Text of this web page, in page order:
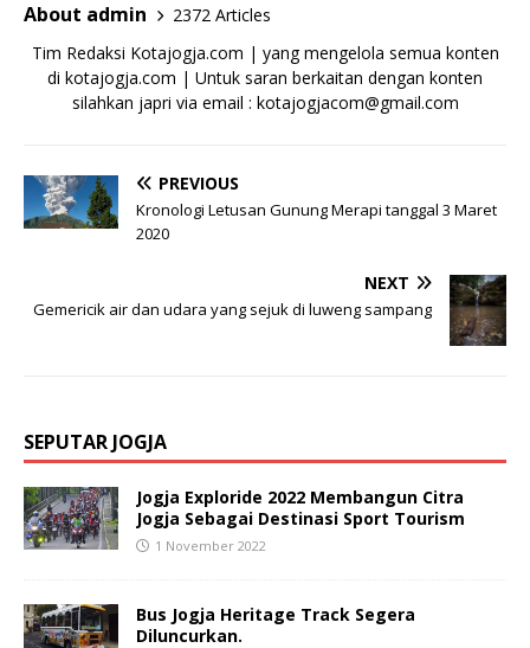
About admin
2372 Articles
Tim Redaksi Kotajogja.com | yang mengelola semua konten
di kotajogja.com | Untuk saran berkaitan dengan konten
silahkan japri via email : kotajogjacom@gmail.com
PREVIOUS
Kronologi Letusan Gunung Merapi tanggal 3 Maret
2020
NEXT
Gemericik air dan udara yang sejuk di luweng sampang
SEPUTAR JOGJA
Jogja Exploride 2022 Membangun Citra
Jogja Sebagai Destinasi Sport Tourism
1 November 2022
Bus Jogja Heritage Track Segera
Diluncurkan.